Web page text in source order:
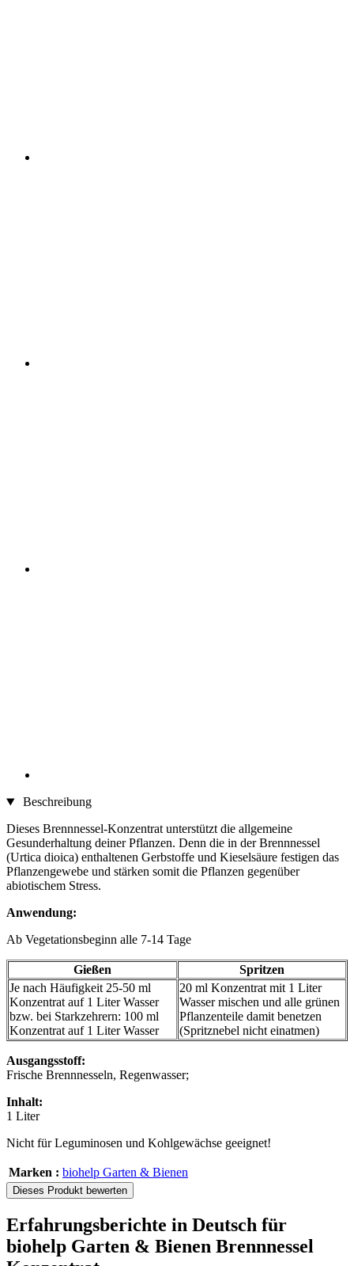
Beschreibung
Dieses Brennnessel-Konzentrat unterstützt die allgemeine
Gesunderhaltung deiner Pflanzen. Denn die in der Brennnessel
(Urtica dioica) enthaltenen Gerbstoffe und Kieselsäure festigen das
Pflanzengewebe und stärken somit die Pflanzen gegenüber
abiotischem Stress.
Anwendung:
Ab Vegetationsbeginn alle 7-14 Tage
Gießen
Spritzen
Je nach Häufigkeit 25-50 ml
Konzentrat auf 1 Liter Wasser
bzw. bei Starkzehrern: 100 ml
Konzentrat auf 1 Liter Wasser
20 ml Konzentrat mit 1 Liter
Wasser mischen und alle grünen
Pflanzenteile damit benetzen
(Spritznebel nicht einatmen)
Ausgangsstoff:
Frische Brennnesseln, Regenwasser;
Inhalt:
1 Liter
Nicht für Leguminosen und Kohlgewächse geeignet!
Marken : biohelp Garten & Bienen
Dieses Produkt bewerten
Erfahrungsberichte in Deutsch für
biohelp Garten & Bienen Brennnessel